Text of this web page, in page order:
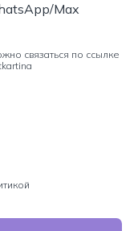
Max
связаться по ссылке